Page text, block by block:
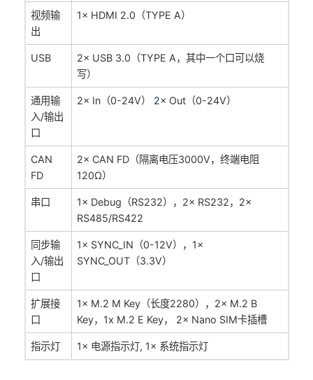
视频输
出
1× HDMI 2.0（TYPE A）
USB
2× USB 3.0（TYPE A，其中一个口可以烧
写）
通用输
入/输出
口
2× In（0-24V） 2× Out（0-24V）
CAN
FD
2× CAN FD（隔离电压3000V，终端电阻
120Ω）
串口
1× Debug（RS232），2× RS232，2×
RS485/RS422
同步输
入/输出
口
1× SYNC_IN（0-12V）， 1×
SYNC_OUT（3.3V）
扩展接
口
1× M.2 M Key（长度2280），2× M.2 B
Key，1x M.2 E Key， 2× Nano SIM卡插槽
指示灯 1× 电源指示灯, 1× 系统指示灯